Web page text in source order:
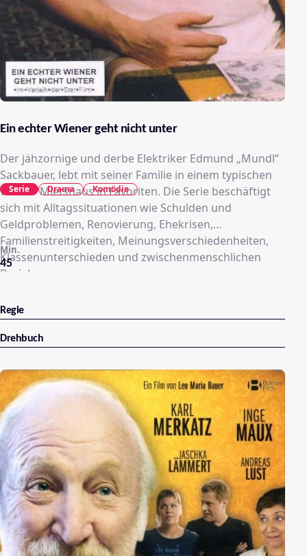
Ein echter Wiener geht nicht unter
Der jähzornige und derbe Elektriker Edmund „Mundl“
Sackbauer, lebt mit seiner Familie in einem typischen
Wiener Mietshaus in Favoriten. Die Serie beschäftigt
sich mit Alltagssituationen wie Schulden und
Geldproblemen, Renovierung, Ehekrisen,
Familienstreitigkeiten, Meinungsverschiedenheiten,
Klassenunterschieden und zwischenmenschlichen
Beziehungen.
45
Min.
Serie Drama Komödie
Regie
Drehbuch